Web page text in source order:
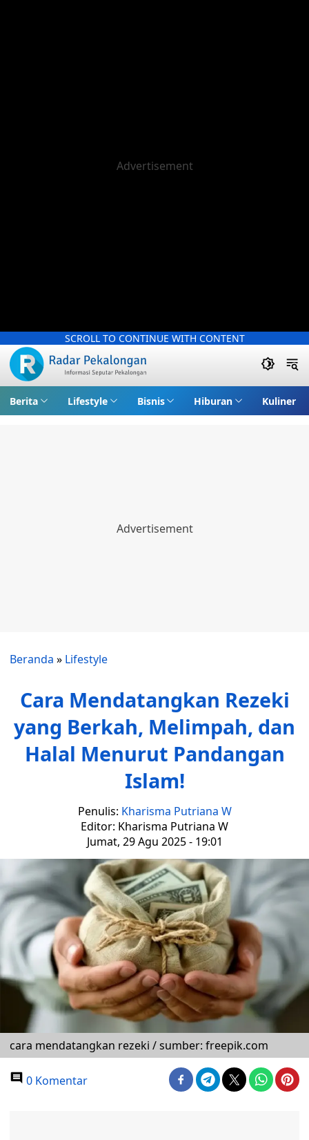
SCROLL TO CONTINUE WITH CONTENT
Berita Lifestyle Bisnis Hiburan Kuliner
Beranda » Lifestyle
Cara Mendatangkan Rezeki
yang Berkah, Melimpah, dan
Halal Menurut Pandangan
Islam!
Penulis: Kharisma Putriana W
Editor: Kharisma Putriana W
Jumat, 29 Agu 2025 - 19:01
cara mendatangkan rezeki / sumber: freepik.com
0 Komentar